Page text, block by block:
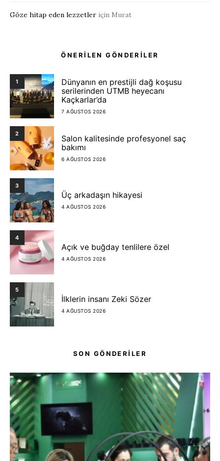
Göze hitap eden lezzetler için Murat
ÖNERİLEN GÖNDERİLER
1
Dünyanın en prestijli dağ koşusu
serilerinden UTMB heyecanı
Kaçkarlar’da
7 AĞUSTOS 2026
2
Salon kalitesinde profesyonel saç
bakımı
6 AĞUSTOS 2026
3
Üç arkadaşın hikayesi
4 AĞUSTOS 2026
4
Açık ve buğday tenlilere özel
4 AĞUSTOS 2026
5
İlklerin insanı Zeki Sözer
4 AĞUSTOS 2026
SON GÖNDERİLER